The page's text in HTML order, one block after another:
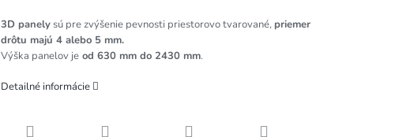
3D panelysú pre zvýšenie pevnosti priestorovo tvarované,priemer
drôtu majú 4 alebo 5 mm.
Výška panelov jeod 630 mm do 2430 mm.
Detailné informácie